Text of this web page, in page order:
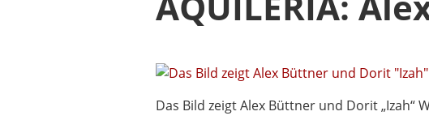
Das Bild zeigt Alex Büttner und Dorit „Izah“